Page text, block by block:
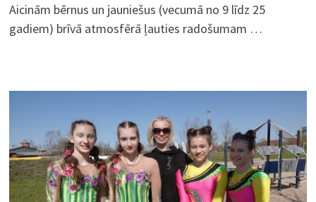
Aicinām bērnus un jauniešus (vecumā no 9 līdz 25
gadiem) brīvā atmosfērā ļauties radošumam …